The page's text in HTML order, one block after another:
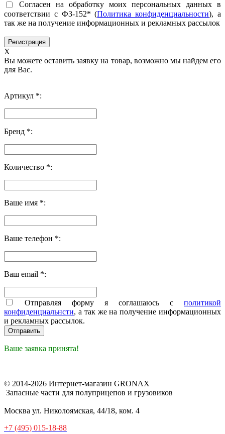
Согласен на обработку моих персональных данных в
соответствии с ФЗ-152* (Политика конфиденциальности), а
так же на получение информационных и рекламных рассылок
X
Вы можете оставить заявку на товар, возможно мы найдем его
для Вас.
Артикул *:
Бренд *:
Количество *:
Ваше имя *:
Ваше телефон *:
Ваш email *:
Отправляя форму я соглашаюсь с политикой
конфиденциальнсти, а так же на получение информационных
и рекламных рассылок.
Ваше заявка принята!
© 2014-2026 Интернет-магазин GRONAX
Запасные части для полуприцепов и грузовиков
Москва ул. Николоямская, 44/18, ком. 4
+7 (495) 015-18-88